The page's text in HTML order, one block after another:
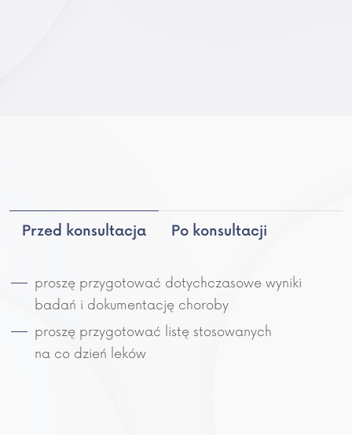
Przed konsultacja Po konsultacji
proszę przygotować dotychczasowe wyniki
badań i dokumentację choroby
proszę przygotować listę stosowanych
na co dzień leków